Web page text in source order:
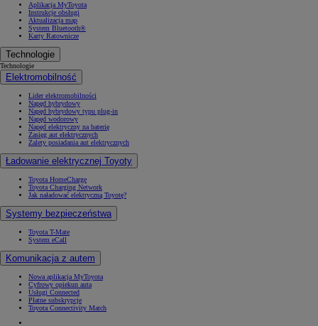
Aplikacja MyToyota
Instrukcje obsługi
Aktualizacja map
System Bluetooth®
Karty Ratownicze
Technologie
Technologie
Elektromobilność
Lider elektromobilności
Napęd hybrydowy
Napęd hybrydowy typu plug-in
Napęd wodorowy
Napęd elektryczny na baterię
Zasięg aut elektrycznych
Zalety posiadania aut elektrycznych
Ładowanie elektrycznej Toyoty
Toyota HomeCharge
Toyota Charging Network
Jak naładować elektryczną Toyotę?
Systemy bezpieczeństwa
Toyota T-Mate
System eCall
Komunikacja z autem
Nowa aplikacja MyToyota
Cyfrowy opiekun auta
Usługi Connected
Płatne subskrypcje
Toyota Connectivity Match